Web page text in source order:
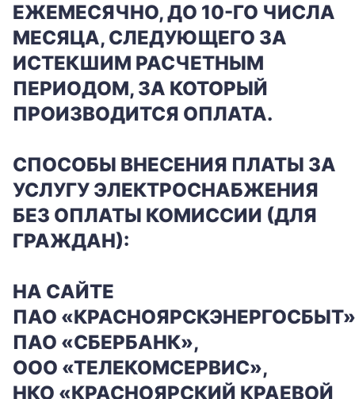
ЕЖЕМЕСЯЧНО, ДО 10-ГО ЧИСЛА
МЕСЯЦА, СЛЕДУЮЩЕГО ЗА
ИСТЕКШИМ РАСЧЕТНЫМ
ПЕРИОДОМ, ЗА КОТОРЫЙ
ПРОИЗВОДИТСЯ ОПЛАТА.
СПОСОБЫ ВНЕСЕНИЯ ПЛАТЫ ЗА
УСЛУГУ ЭЛЕКТРОСНАБЖЕНИЯ
БЕЗ ОПЛАТЫ КОМИССИИ (ДЛЯ
ГРАЖДАН):
НА САЙТЕ
ПАО
ПАО «СБЕРБАНК»,
ООО «ТЕЛЕКОМСЕРВИС»,
НКО «КРАСНОЯРСКИЙ КРАЕВОЙ